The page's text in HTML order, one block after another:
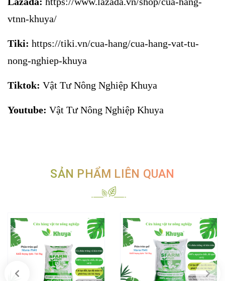
vtnn-khuya/
Tiki: https://tiki.vn/cua-hang/cua-hang-vat-tu-
nong-nghiep-khuya
Tiktok: Vật Tư Nông Nghiệp Khuya
Youtube: Vật Tư Nông Nghiệp Khuya
SẢN PHẨM LIÊN QUAN